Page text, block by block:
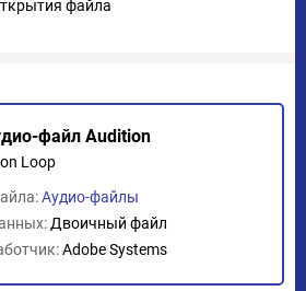
файла
файл Audition
Loop
Аудио-файлы
Двоичный файл
Adobe Systems